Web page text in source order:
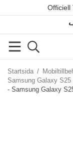
Startsida /
Samsung Galaxy S25
- Samsung Galaxy